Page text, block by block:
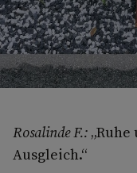
Rosalinde F.:
Ausgleich.“